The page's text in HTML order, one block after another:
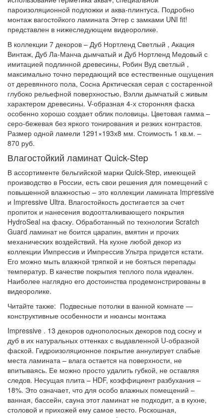
пароизоляционной подложки и аква-плинтуса. Подробно
монтаж вагостойкого ламината Эггер с замками UNI fit!
представлен в нижеследующем видеоролике.
В коллекции 7 декоров – Дуб Нортленд Светлый , Акация
Винтаж, Дуб Ла-Манча дымчатый и Дуб Нортленд Медовый с
имитацией подлинной древесины, Робин Вуд светлый ,
максимально точно передающий все естественные ощущения
от деревянного пола, Сосна Арктическая серая с состаренной
глубоко рельефной поверхностью, Вэлли дымчатый с живым
характером древесины. V-образная 4-х сторонняя фаска
особенно хорошо создает облик половицы. Цветовая гамма –
серо-бежевая без яркого тонирования и резких контрастов.
Размер одной ламели 1291×193х8 мм. Стоимость 1 кв.м. –
870 руб.
Влагостойкий ламинат Quick-Step
В ассортименте бельгийской марки Quick-Step, имеющей
производство в России, есть свои решения для помещений с
повышенной влажностью – это коллекции ламината Impressive
и Impressive Ultra. Влагостойкость достигается за счет
пропиток и нанесения водоотталкивающего покрытия
HydroSeal на фаску. Обработанный по технологии Scratch
Guard ламинат не боится царапин, вмятин и прочих
механических воздействий. На кухне любой декор из
коллекции Импрессив и Импрессив Ультра придется кстати.
Его можно мыть влажной тряпкой и не бояться перепады
температур. В качестве покрытия теплого пола идеален.
Наиболее наглядно его достоинства продемонстрированы в
видеоролике.
Читайте также: Подвесные потолки в ванной комнате —
конструктивные особенности и нюансы монтажа
Impressive . 13 декоров однополосных декоров под сосну и
дуб в их натуральных оттенках с выдавленной U-образной
фаской. Гидроизоляционное покрытие аннулирует слабые
места ламината – влага остается на поверхности, не
впитываясь. Ее можно просто удалить губкой, не оставляя
следов. Несущая плита – HDF, коэффициент разбухания –
18%. Это означает, что для особо влажных помещений –
ванная, бассейн, сауна этот ламинат не подходит, а в кухне,
столовой и прихожей ему самое место. Роскошная,